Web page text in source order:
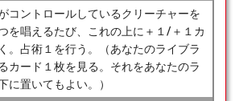
コントロールしているクリーチャーを
を唱えるたび、これの上に＋１/＋１カ
。占術１を行う。（あなたのライブラ
カード１枚を見る。それをあなたのラ
に置いてもよい。）